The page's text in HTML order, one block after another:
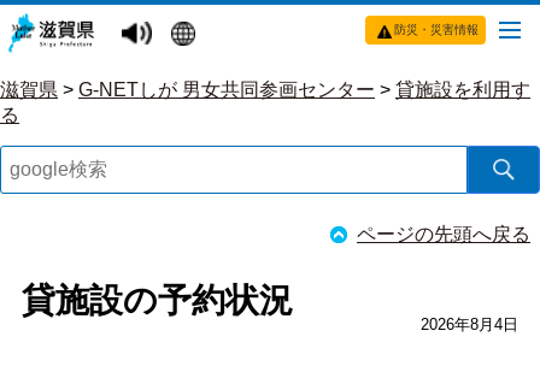
防災・災害情報
滋賀県 > G-NETしが 男女共同参画センター > 貸施設を利用す
る
ページの先頭へ戻る
貸施設の予約状況
2026年8月4日